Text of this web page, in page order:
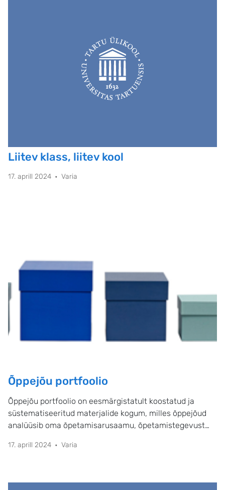
Liitev klass, liitev kool
17. aprill 2024 Varia
Õppejõu portfoolio
Õppejõu portfoolio on eesmärgistatult koostatud ja
süstematiseeritud materjalide kogum, milles õppejõud
analüüsib oma õpetamisarusaamu, õpetamistegevust
õpetamisalast arengut.
17. aprill 2024 Varia